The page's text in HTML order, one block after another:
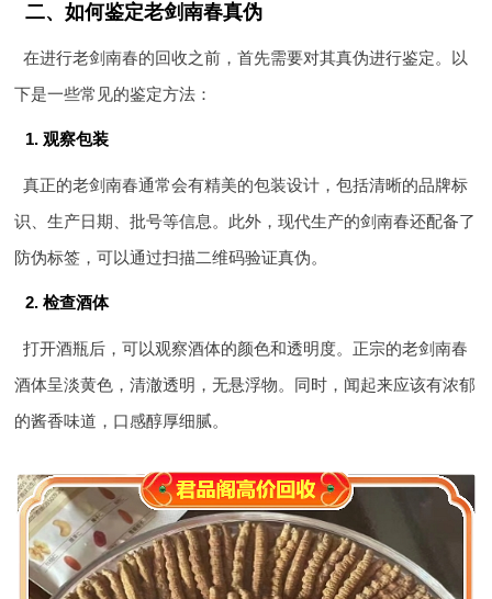
二、如何鉴定老剑南春真伪
在进行老剑南春的回收之前，首先需要对其真伪进行鉴定。以
下是一些常见的鉴定方法：
1. 观察包装
真正的老剑南春通常会有精美的包装设计，包括清晰的品牌标
识、生产日期、批号等信息。此外，现代生产的剑南春还配备了
防伪标签，可以通过扫描二维码验证真伪。
2. 检查酒体
打开酒瓶后，可以观察酒体的颜色和透明度。正宗的老剑南春
酒体呈淡黄色，清澈透明，无悬浮物。同时，闻起来应该有浓郁
的酱香味道，口感醇厚细腻。